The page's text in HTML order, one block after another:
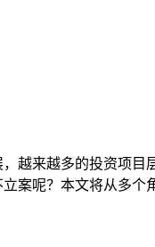
越来越多的投资项
案呢？本文将从多个